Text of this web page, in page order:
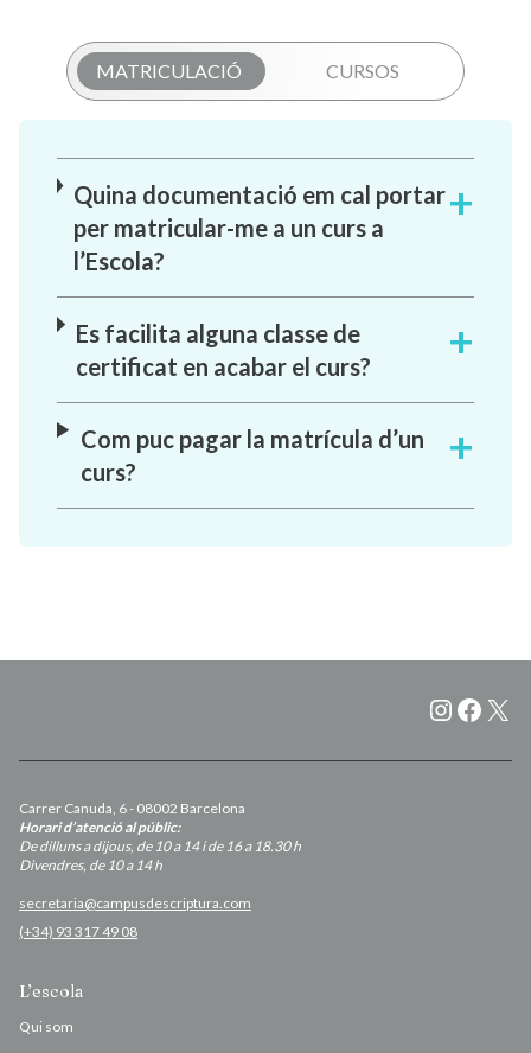
MATRICULACIÓ CURSOS
Quina documentació em cal portar
per matricular-me a un curs a
l’Escola?
Es facilita alguna classe de
certificat en acabar el curs?
Com puc pagar la matrícula d’un
curs?
X
Carrer Canuda, 6 - 08002 Barcelona
Horari d’atenció al públic:
De dilluns a dijous, de 10 a 14 i de 16 a 18.30 h
Divendres, de 10 a 14 h
secretaria@campusdescriptura.com
(+34) 93 317 49 08
L’escola
Qui som